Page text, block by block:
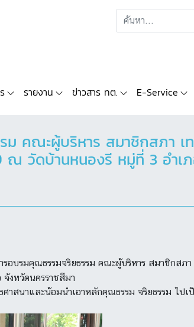
รายงาน ข่าวสาร ทต. E-Service
ม คณะผู้บริหาร สมาชิกสภา
ณ วัดบ้านหนองรี หมู่ที่ 3 อำเ
รอบรมคุณธรรมจริยธรรม คณะผู้บริหาร สมาชิกสภ
งหวัดนครราชสีมา
าสนาและน้อมนำเอาหลักคุณธรรม จริยธรรม ไปเ